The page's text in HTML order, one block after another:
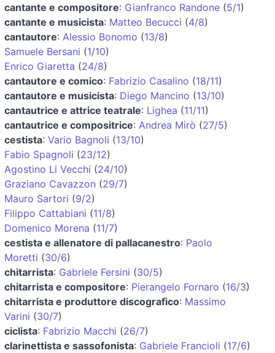
cantante e compositore: Gianfranco Randone (5/1)
cantante e musicista: Matteo Becucci (4/8)
cantautore: Alessio Bonomo (13/8)
Samuele Bersani (1/10)
Enrico Giaretta (24/8)
cantautore e comico: Fabrizio Casalino (18/11)
cantautore e musicista: Diego Mancino (13/10)
cantautrice e attrice teatrale: Lighea (11/11)
cantautrice e compositrice: Andrea Mirò (27/5)
cestista: Vario Bagnoli (13/10)
Fabio Spagnoli (23/12)
Agostino Li Vecchi (24/10)
Graziano Cavazzon (29/7)
Mauro Sartori (9/2)
Filippo Cattabiani (11/8)
Domenico Morena (11/7)
cestista e allenatore di pallacanestro: Paolo
Moretti (30/6)
chitarrista: Gabriele Fersini (30/5)
chitarrista e compositore: Pierangelo Fornaro (16/3)
chitarrista e produttore discografico: Massimo
Varini (30/7)
ciclista: Fabrizio Macchi (26/7)
clarinettista e sassofonista: Gabriele Francioli (17/6)